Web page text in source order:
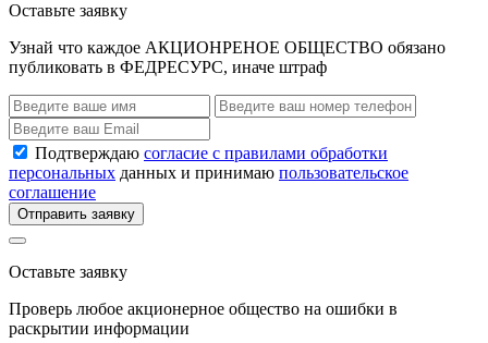
Оставьте заявку
Узнай что каждое АКЦИОНРЕНОЕ ОБЩЕСТВО обязано
публиковать в ФЕДРЕСУРС, иначе штраф
Подтверждаю согласие с правилами обработки
персональных данных и принимаю пользовательское
соглашение
Отправить заявку
Оставьте заявку
Проверь любое акционерное общество на ошибки в
раскрытии информации